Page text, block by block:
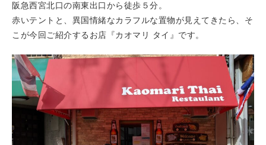
阪急西宮北口の南東出口から徒歩５分。
赤いテントと、異国情緒なカラフルな置物が見えてきたら、そ
こが今回ご紹介するお店『カオマリ タイ』です。